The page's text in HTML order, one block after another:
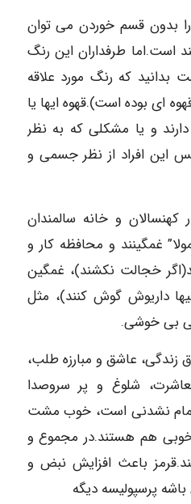
بدون قسم خوردن می توان
است.اما طرفداران این رنگ
بدانید که رنگ مورد علاقه
ای بوده است).قهوه ایها یا
و یا مشکلی که به نظر
این افراد از نظر جسمی و
کهنسالان و خانه سالمندان
غمگینند و محافظه کار و
خجالت نکشند)، غمگین
داریوش گوش کنند)، مثل
بی خوشی.
زندگی، عاشق و مبارزه طلب،
شلوغ و پر سروصدا
تمام نشدنی است، خوب مشت
هم هستند.در مجموع و
باعث افزایش نبض و
پرسپولیسه دیگه